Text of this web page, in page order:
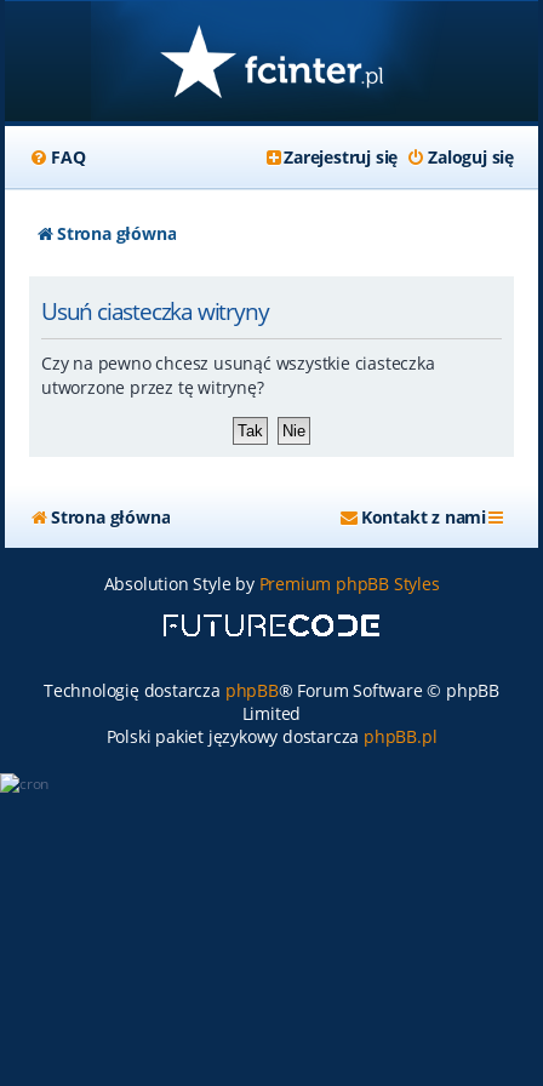
FAQ Zaloguj się
Zarejestruj się
Strona główna
Usuń ciasteczka witryny
Czy na pewno chcesz usunąć wszystkie ciasteczka
utworzone przez tę witrynę?
Strona główna Kontakt z nami
Absolution Style by Premium phpBB Styles
Technologię dostarcza phpBB® Forum Software © phpBB
Limited
Polski pakiet językowy dostarcza phpBB.pl